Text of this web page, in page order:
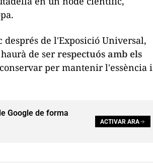
de l'Exposició Universal,
de serrespectuós amb els
per mantenir l'essència i
Google de forma
ACTIVAR ARA